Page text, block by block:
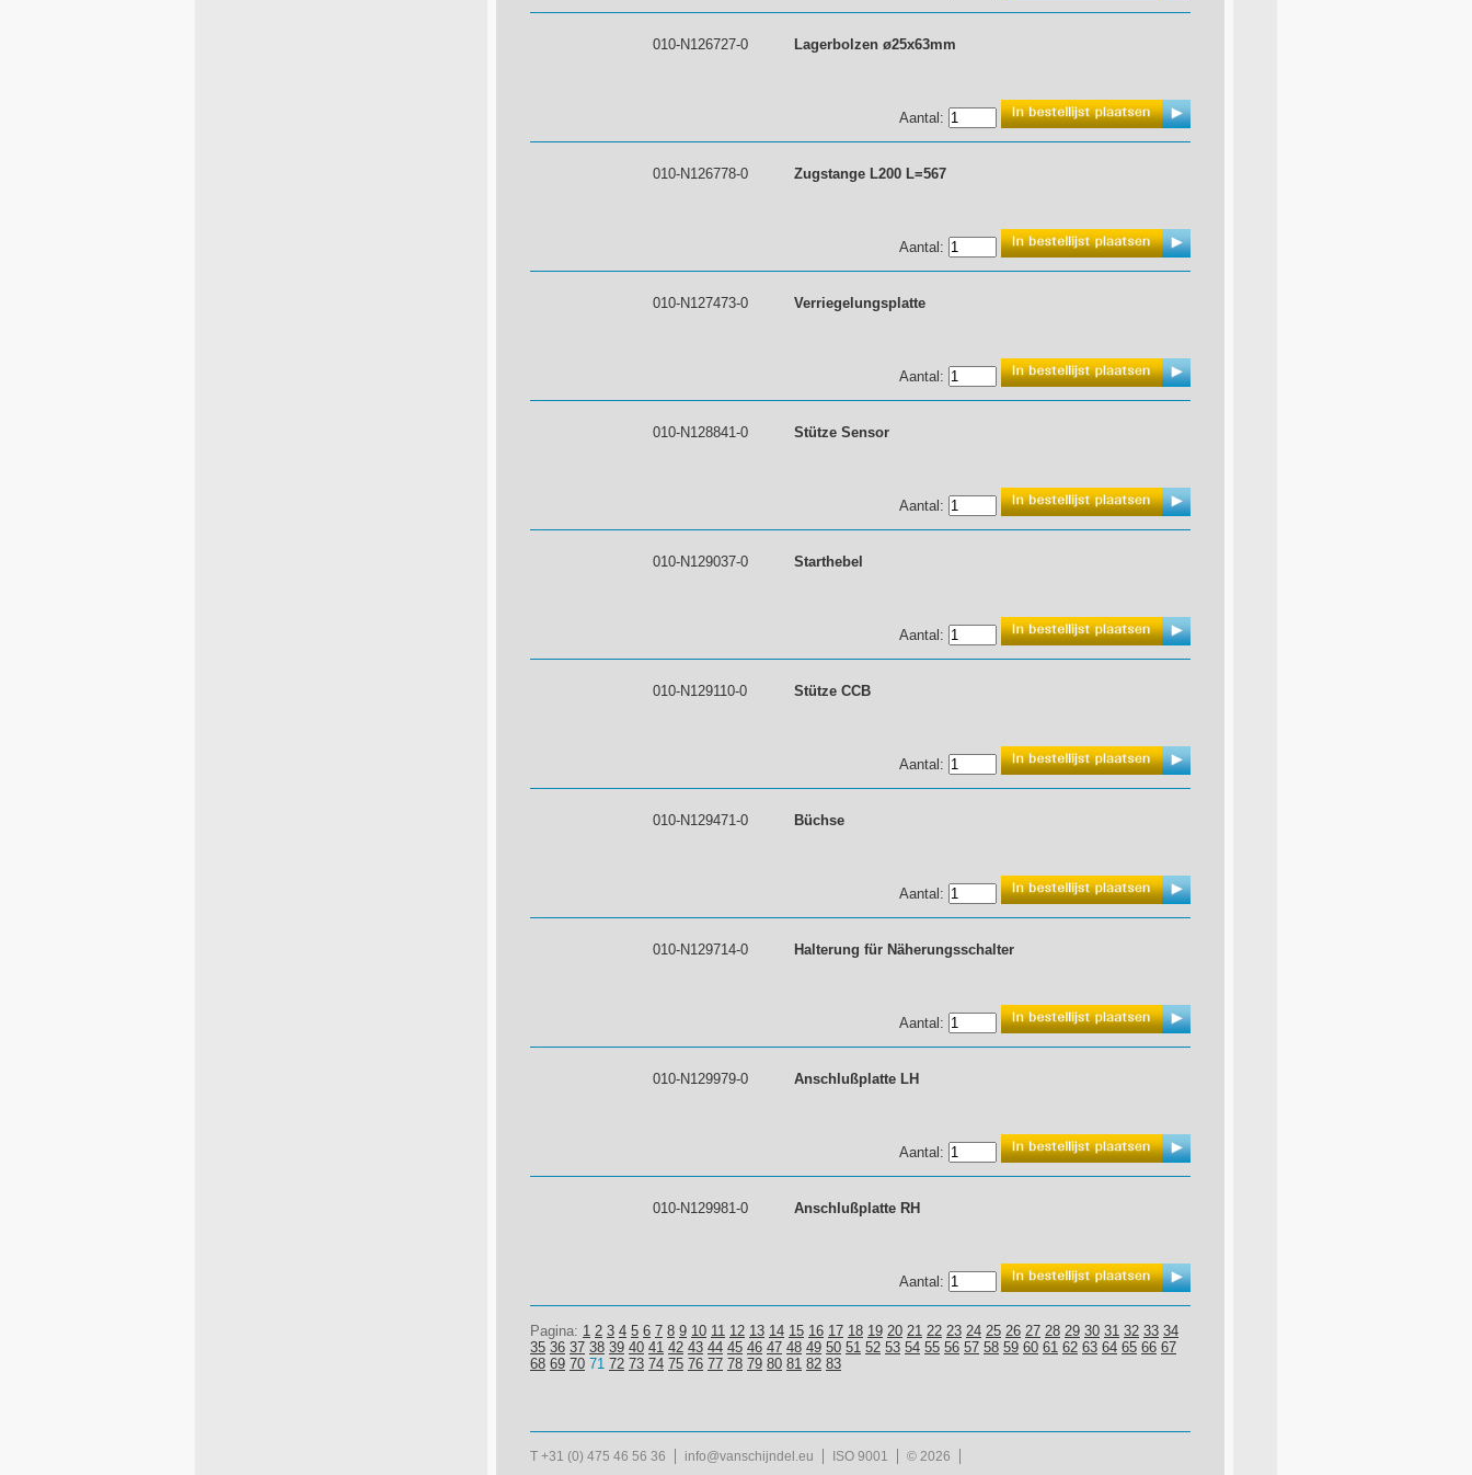
010-N126727-0 Lagerbolzen ø25x63mm
Aantal:
010-N126778-0 Zugstange L200 L=567
Aantal:
010-N127473-0 Verriegelungsplatte
Aantal:
010-N128841-0 Stütze Sensor
Aantal:
010-N129037-0 Starthebel
Aantal:
010-N129110-0 Stütze CCB
Aantal:
010-N129471-0 Büchse
Aantal:
010-N129714-0 Halterung für Näherungsschalter
Aantal:
010-N129979-0 Anschlußplatte LH
Aantal:
010-N129981-0 Anschlußplatte RH
Aantal:
Pagina: 1 2 3 4 5 6 7 8 9 10 11 12 13 14 15 16 17 18 19 20 21 22 23 24 25 26 27 28 29 30 31 32 33 34
35 36 37 38 39 40 41 42 43 44 45 46 47 48 49 50 51 52 53 54 55 56 57 58 59 60 61 62 63 64 65 66 67
68 69 70 71 72 73 74 75 76 77 78 79 80 81 82 83
T +31 (0) 475 46 56 36 info@vanschijndel.eu ISO 9001 © 2026